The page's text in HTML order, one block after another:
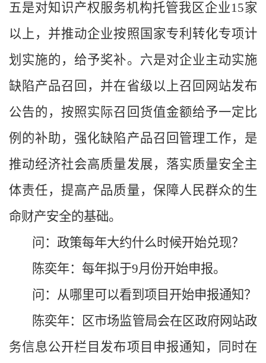
五是对知识产权服务机构托管我区企业15家
以上，并推动企业按照国家专利转化专项计
划实施的，给予奖补。六是对企业主动实施
缺陷产品召回，并在省级以上召回网站发布
公告的，按照实际召回货值金额给予一定比
例的补助，强化缺陷产品召回管理工作，是
推动经济社会高质量发展，落实质量安全主
体责任，提高产品质量，保障人民群众的生
命财产安全的基础。
问：政策每年大约什么时候开始兑现？
陈奕年：每年拟于9月份开始申报。
问：从哪里可以看到项目开始申报通知？
陈奕年：区市场监管局会在区政府网站政
务信息公开栏目发布项目申报通知，同时在